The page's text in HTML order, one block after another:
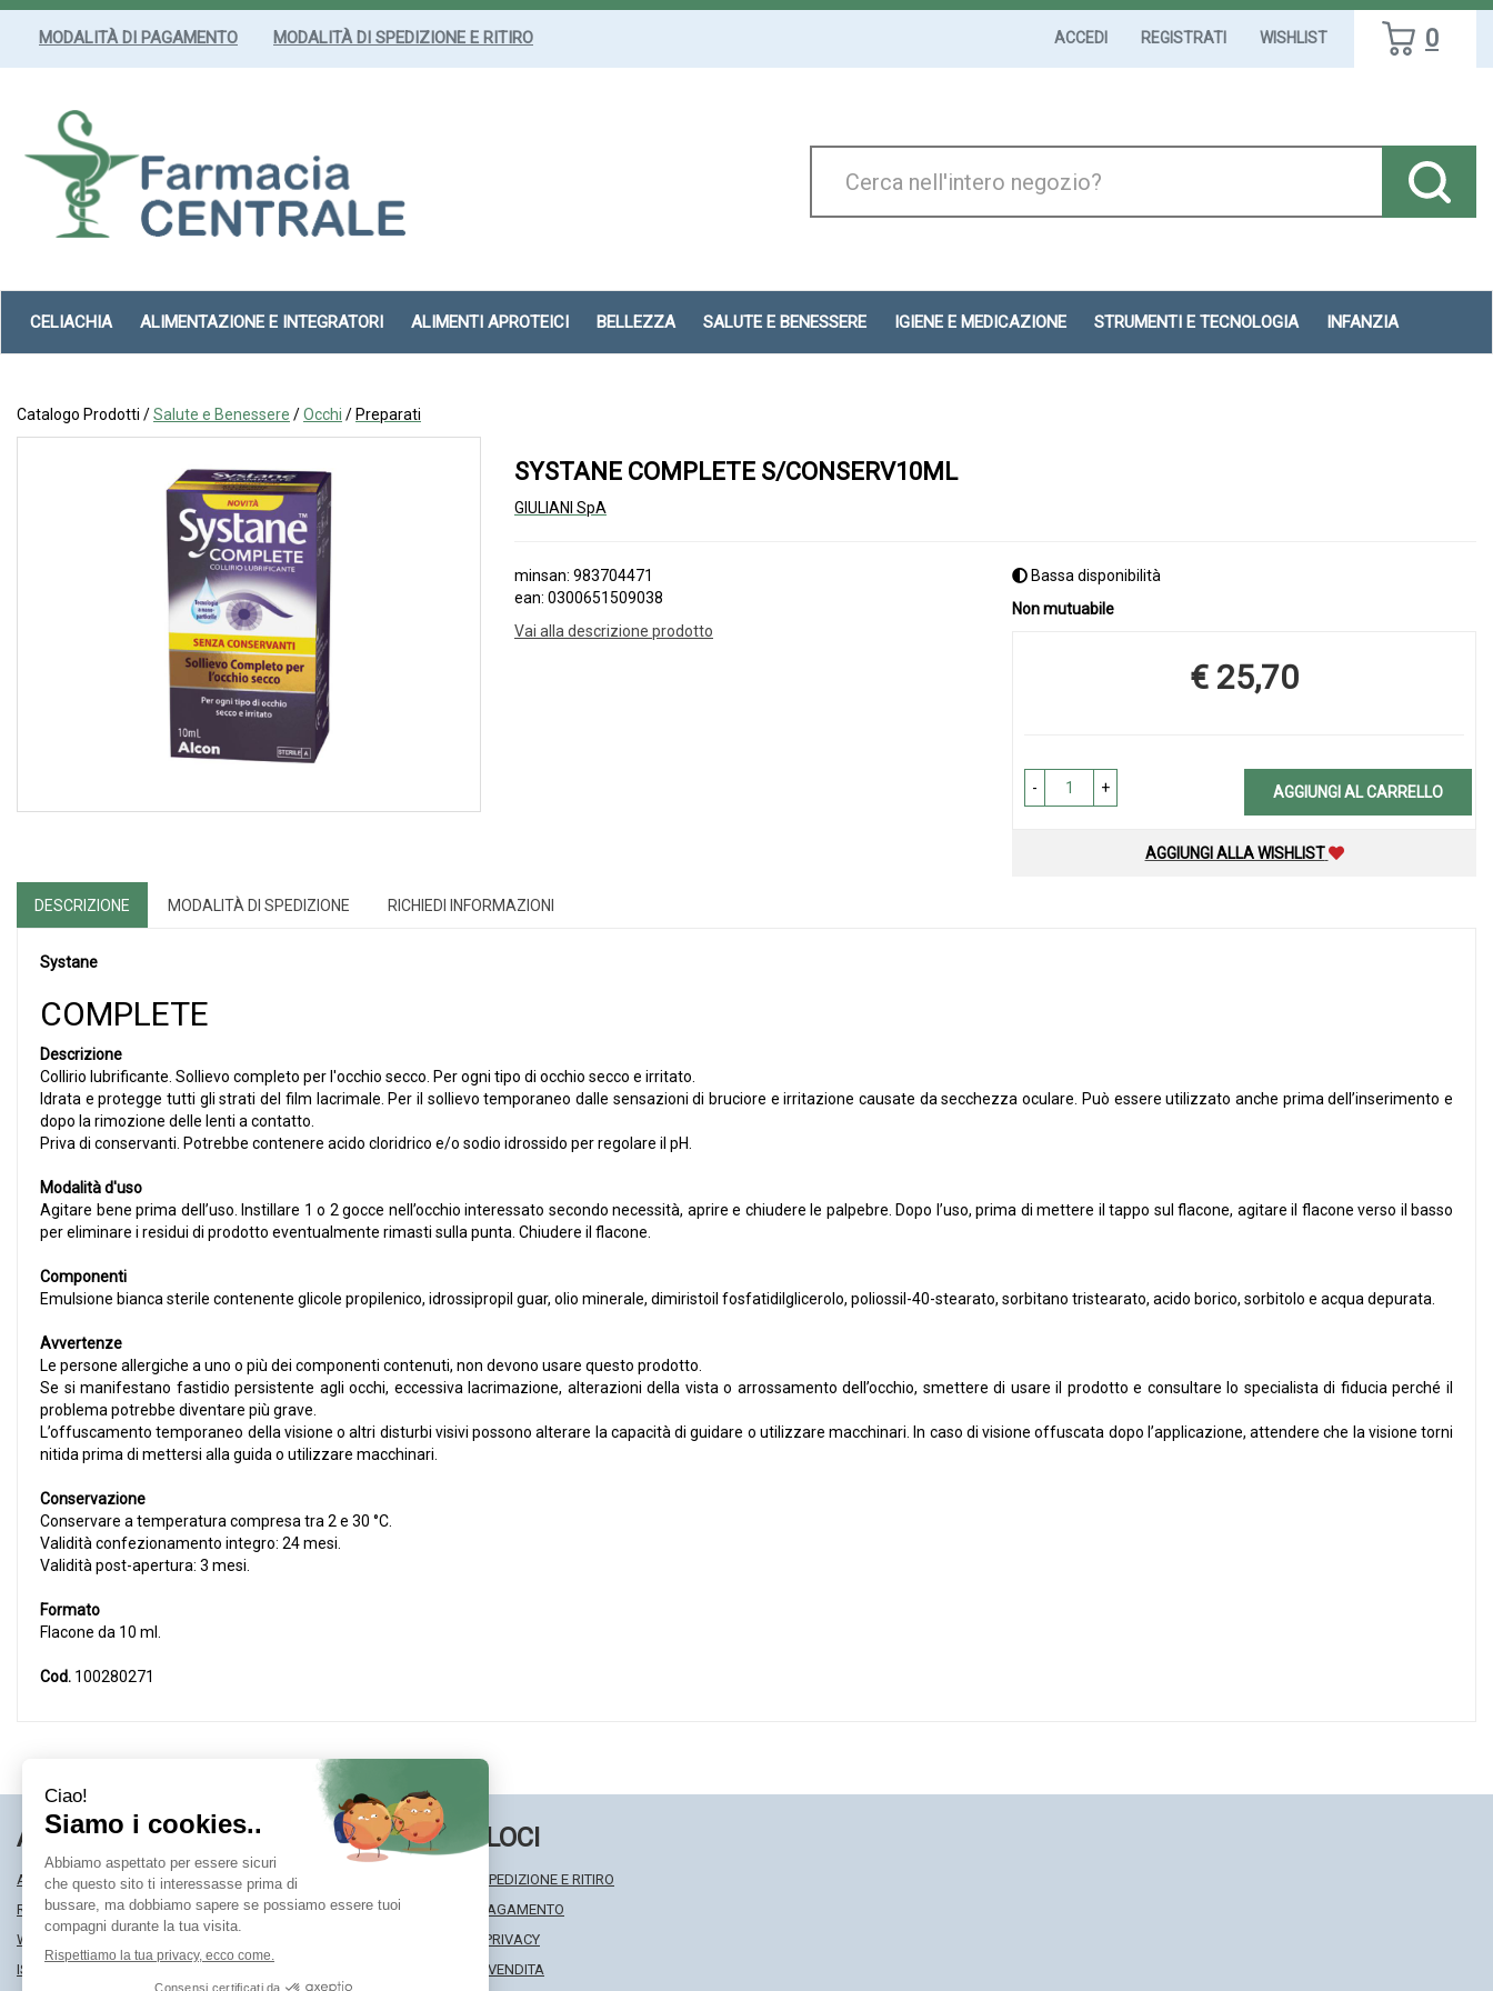
Passa
MODALITÀ DI PAGAMENTO MODALITÀ DI SPEDIZIONE E RITIRO ACCEDI REGISTRATI WISHLIST 0
Prodotto
CELIACHIA ALIMENTAZIONE E INTEGRATORI ALIMENTI APROTEICI BELLEZZA SALUTE E BENESSERE IGIENE E MEDICAZIONE STRUMENTI E TECNOLOGIA INFANZIA
Catalogo Prodotti /Salute e Benessere /Occhi / Preparati
SYSTANE COMPLETE S/CONSERV10ML
GIULIANI SpA
minsan: 983704471
ean: 0300651509038
Vai alla descrizione prodotto
Bassa disponibilità
Non mutuabile
Prezzo
€ 25,70
- + AGGIUNGI AL CARRELLO
AGGIUNGI ALLA WISHLIST
DESCRIZIONE MODALITÀ DI SPEDIZIONE RICHIEDI INFORMAZIONI
Systane
COMPLETE
Descrizione
Collirio lubrificante. Sollievo completo per l'occhio secco. Per ogni tipo di occhio secco e irritato.
Idrata e protegge tutti gli strati del film lacrimale. Per il sollievo temporaneo dalle sensazioni di bruciore e irritazione causate da secchezza oculare. Può essere utilizzato anche prima dell’inserimento e
dopo la rimozione delle lenti a contatto.
Priva di conservanti. Potrebbe contenere acido cloridrico e/o sodio idrossido per regolare il pH.
Modalità d'uso
Agitare bene prima dell’uso. Instillare 1 o 2 gocce nell’occhio interessato secondo necessità, aprire e chiudere le palpebre. Dopo l’uso, prima di mettere il tappo sul flacone, agitare il flacone verso il basso
per eliminare i residui di prodotto eventualmente rimasti sulla punta. Chiudere il flacone.
Componenti
Emulsione bianca sterile contenente glicole propilenico, idrossipropil guar, olio minerale, dimiristoil fosfatidilglicerolo, poliossil-40-stearato, sorbitano tristearato, acido borico, sorbitolo e acqua depurata.
Avvertenze
Le persone allergiche a uno o più dei componenti contenuti, non devono usare questo prodotto.
Se si manifestano fastidio persistente agli occhi, eccessiva lacrimazione, alterazioni della vista o arrossamento dell’occhio, smettere di usare il prodotto e consultare lo specialista di fiducia perché il
problema potrebbe diventare più grave.
L’offuscamento temporaneo della visione o altri disturbi visivi possono alterare la capacità di guidare o utilizzare macchinari. In caso di visione offuscata dopo l’applicazione, attendere che la visione torni
nitida prima di mettersi alla guida o utilizzare macchinari.
Conservazione
Conservare a temperatura compresa tra 2 e 30 °C.
Validità confezionamento integro: 24 mesi.
Validità post-apertura: 3 mesi.
Formato
Flacone da 10 ml.
Cod. 100280271
AREA UTENTE
ACCEDI
REGISTRATI
WISHLIST
ISCRIZIONE ALLA NEWSLETTER
LINK VELOCI
MODALITÀ DI SPEDIZIONE E RITIRO
MODALITÀ DI PAGAMENTO
INFORMATIVA PRIVACY
CONDIZIONI DI VENDITA